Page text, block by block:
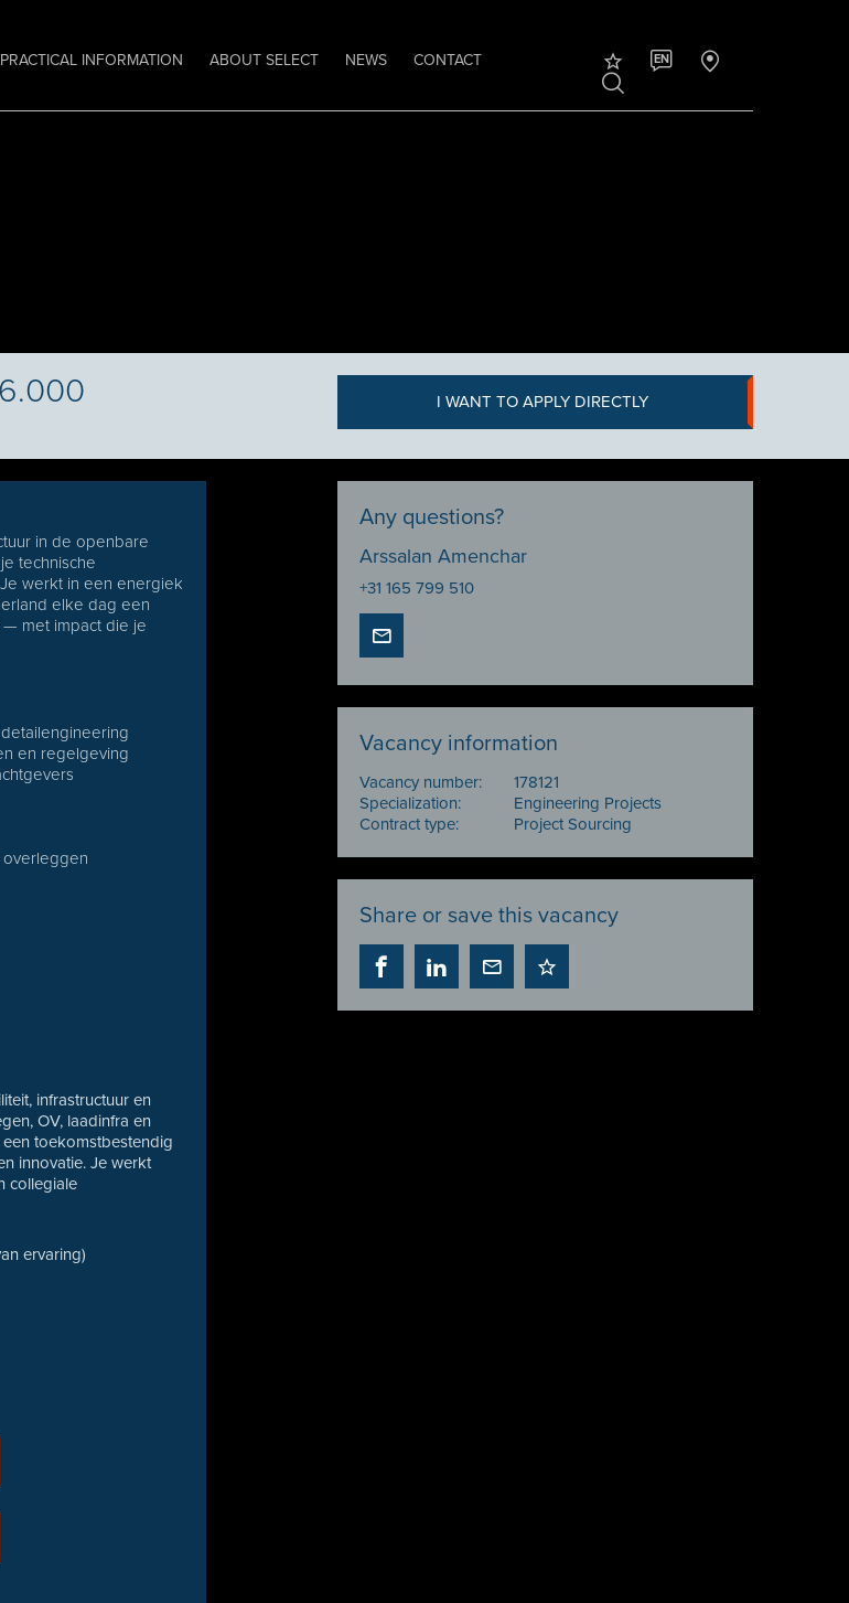
PRACTICAL INFORMATION ABOUT SELECT NEWS
CONTACT
EN
I WANT TO APPLY DIRECTLY
in de openbare
technische
werkt in een energiek
elke dag een
— met impact die je
en regelgeving
overleggen
infrastructuur en
OV, laadinfra en
toekomstbestendig
innovatie. Je werkt
collegiale
ervaring)
Any questions?
Arssalan Amenchar
+31 165 799 510
Vacancy information
Vacancy number:
178121
Specialization:
Engineering Projects
Contract type:
Project Sourcing
Share or save this vacancy